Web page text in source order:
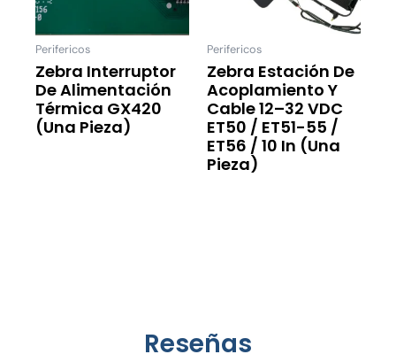
Perifericos
Zebra Interruptor
De Alimentación
Térmica GX420
(una Pieza)
Perifericos
Zebra Estación De
Acoplamiento Y
Cable 12–32 VDC
ET50 / ET51-55 /
ET56 / 10 In (una
Pieza)
Reseñas